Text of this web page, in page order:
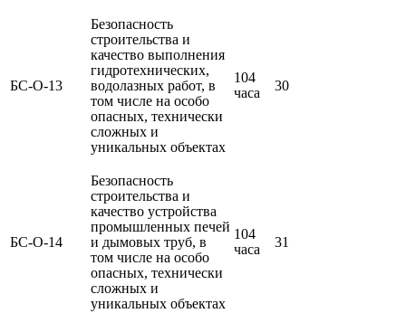
БС-О-13
Безопасность
строительства и
качество выполнения
гидротехнических,
водолазных работ, в
том числе на особо
опасных, технически
сложных и
уникальных объектах
104
часа
30
БС-О-14
Безопасность
строительства и
качество устройства
промышленных печей
и дымовых труб, в
том числе на особо
опасных, технически
сложных и
уникальных объектах
104
часа
31